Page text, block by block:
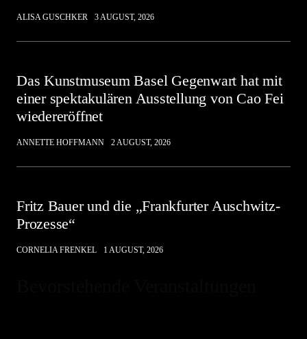
ALISA GUSCHKER 3 AUGUST, 2026
Das Kunstmuseum Basel Gegenwart hat mit
einer spektakulären Ausstellung von Cao Fei
wiedereröffnet
ANNETTE HOFFMANN 2 AUGUST, 2026
Fritz Bauer und die „Frankfurter Auschwitz-
Prozesse“
CORNELIA FRENKEL 1 AUGUST, 2026